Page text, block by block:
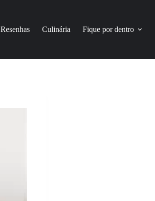
Resenhas Culinária Fique por dentro